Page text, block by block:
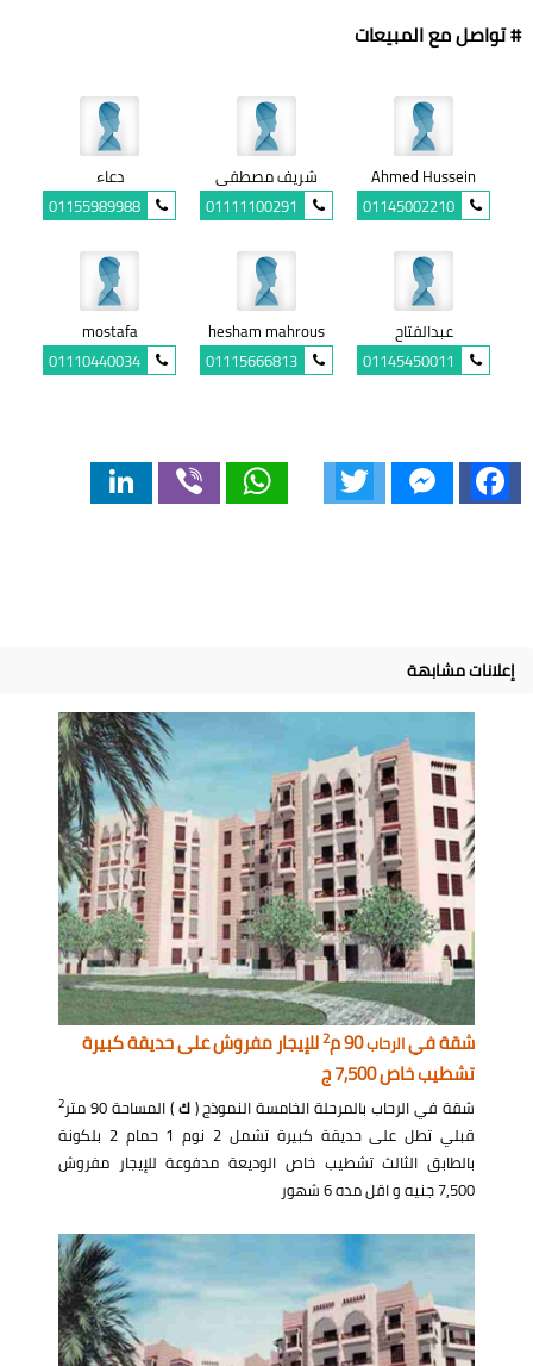
# تواصل مع المبيعات
Ahmed Hussein
01145002210
شريف مصطفى
01111100291
دعاء
01155989988
عبدالفتاح
01145450011
hesham mahrous
01115666813
mostafa
01110440034
Facebook
Messenger
WhatsApp
إعلانات مشابهة
شقة فيالرحاب90 م 2للإيجار مفروش على حديقة كبيرة
تشطيب خاص 7,500 ج
شقة في الرحاب بالمرحلة الخامسة النموذج (ك) المساحة 90 متر 2
قبلي تطل على حديقة كبيرة تشمل 2 نوم 1 حمام 2 بلكونة
بالطابق الثالث تشطيب خاص الوديعة مدفوعة للإيجار مفروش
7,500 جنيه و اقل مده 6 شهور